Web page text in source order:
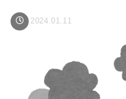
2024.01.11